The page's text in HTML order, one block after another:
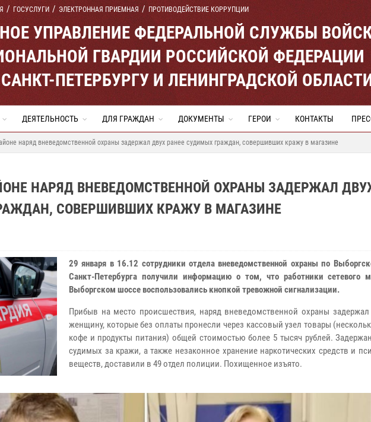
ГОСУСЛУГИ ЭЛЕКТРОННАЯ ПРИЕМНАЯ ПРОТИВОДЕЙСТВИЕ КОРРУПЦИИ
УПРАВЛЕНИЕ ФЕДЕРАЛЬНОЙ СЛУЖБЫ
ГВАРДИИ РОССИЙСКОЙ ФЕДЕРАЦИИ
САНКТ-ПЕТЕРБУРГУ И ЛЕНИНГРАДСКОЙ
ДЕЯТЕЛЬНОСТЬ ДЛЯ ГРАЖДАН ДОКУМЕНТЫ ГЕРОИ КОНТАКТЫ
наряд вневедомственной охраны задержал двух ранее судимых граждан, совершивших кражу в магазине
НАРЯД ВНЕВЕДОМСТВЕННОЙ ОХРАНЫ ЗАДЕРЖАЛ
СОВЕРШИВШИХ КРАЖУ В МАГАЗИНЕ
29 января в 16.12 сотрудники отдела вневедомственной охраны по
Санкт-Петербурга получили информацию о том, что работники сетевого
Выборгском шоссе воспользовались кнопкой тревожной сигнализации.
Прибыв на место происшествия, наряд вневедомственной охраны
женщину, которые без оплаты пронесли через кассовый узел товары
кофе и продукты питания) общей стоимостью более 5 тысяч рублей.
судимых за кражи, а также незаконное хранение наркотических средств и
веществ, доставили в 49 отдел полиции. Похищенное изъято.